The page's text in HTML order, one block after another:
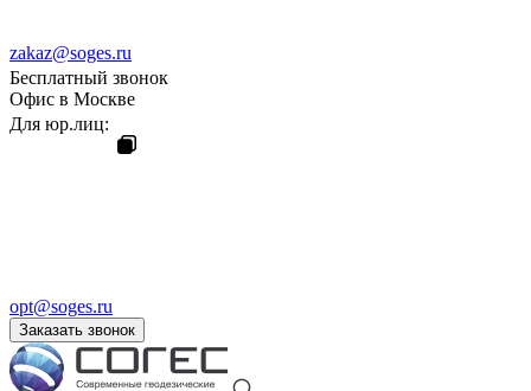
zakaz@soges.ru
Бесплатный звонок
Офис в Москве
Для юр.лиц:
opt@soges.ru
Заказать звонок